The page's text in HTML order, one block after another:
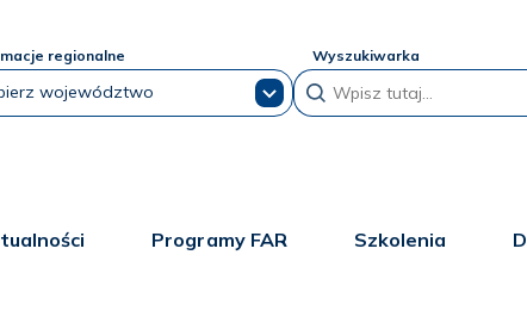
regionalne Wyszukiwarka
Programy FAR Szkolenia